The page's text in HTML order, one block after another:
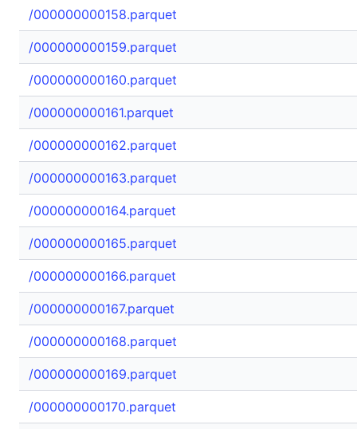
/000000000158.parquet
/000000000159.parquet
/000000000160.parquet
/000000000161.parquet
/000000000162.parquet
/000000000163.parquet
/000000000164.parquet
/000000000165.parquet
/000000000166.parquet
/000000000167.parquet
/000000000168.parquet
/000000000169.parquet
/000000000170.parquet